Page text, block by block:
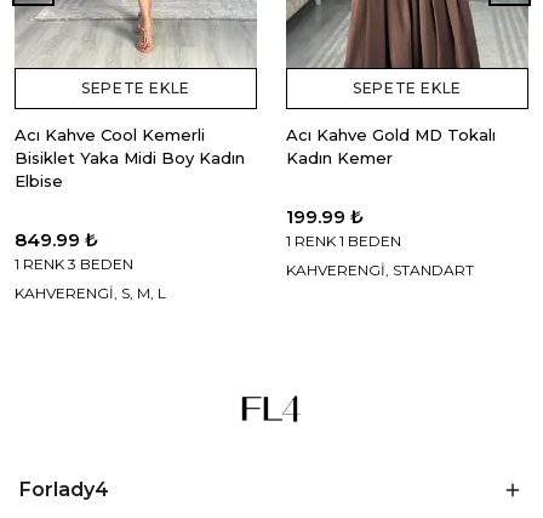
SEPETE EKLE
Acı Kahve Cool Kemerli
Bisiklet Yaka Midi Boy Kadın
Elbise
849.99 ₺
1 RENK 3 BEDEN
KAHVERENGİ, S, M, L
SEPETE EKLE
Acı Kahve Gold MD Tokalı
Kadın Kemer
199.99 ₺
1 RENK 1 BEDEN
KAHVERENGİ, STANDART
Forlady4